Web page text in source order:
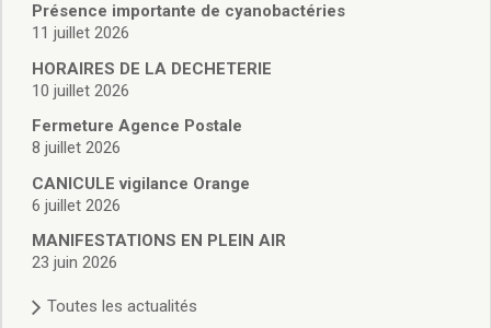
Délibérations 2009
Délibérations 2008
Agenda réunions publiques
Marchés publics
Toutes les actualités
Vie quotidienne
Enfance et jeunesse
Crèche
Relais Assistantes Maternelles
Écoles
Restauration scolaire
Présence importante de cyanobactéries
11 juillet 2026
HORAIRES DE LA DECHETERIE
10 juillet 2026
Fermeture Agence Postale
8 juillet 2026
CANICULE vigilance Orange
6 juillet 2026
MANIFESTATIONS EN PLEIN AIR
23 juin 2026
Toutes les actualités